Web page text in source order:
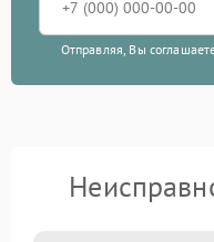
Отправляя, Вы